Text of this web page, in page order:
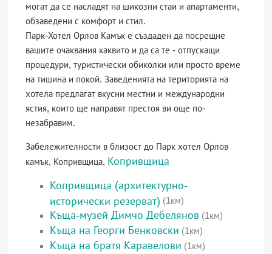
могат да се насладят на шикозни стаи и апартаменти,
обзаведени с комфорт и стил.
Парк-Хотел Орлов Камък е създаден да посрещне
вашите очаквания каквито и да са те - отпускащи
процедури, туристически обиколки или просто време
на тишина и покой. Заведенията на територията на
хотела предлагат вкусни местни и международни
ястия, които ще направят престоя ви още по-
незабравим.
Забележителности в близост до Парк хотел Орлов
камък, Копривщица, Копривщица
Копривщица (архитектурно-
исторически резерват) (1км)
Къща-музей Димчо Дебелянов (1км)
Къща на Георги Бенковски (1км)
Къща на братя Каравелови (1км)